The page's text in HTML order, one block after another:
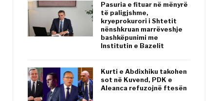
Pasuria e fituar në mënyrë
të paligjshme,
kryeprokurori i Shtetit
nënshkruan marrëveshje
bashkëpunimi me
Institutin e Bazelit
Kurti e Abdixhiku takohen
sot në Kuvend, PDK e
Aleanca refuzojnë ftesën